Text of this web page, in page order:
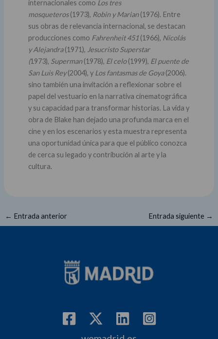
internacionales como Los tres
mosqueteros(1973), Robin y Marian(1976). Entre
sus obras de relevancia internacional, se destacan
producciones como Fahrenheit 451(1966), Nicolás
y Alejandra(1971), Jesucristo Superstar
(1973), Superman(1978), El celo(1999), El puente de
San Luis Rey(2004), y Los fantasmas de Goya(2006).
sino también una invitación a reflexionar sobre el
papel del vestuario en la narrativa cinematográfica
y su capacidad para transformar historias. La vida y
obra de Blake han dejado una profunda marca en el
cine y en los escenarios y esta muestra representa
una oportunidad única para que el público conozca
de cerca su legado y contribución al arte y la
cultura.
← Entrada anterior Entrada siguiente →